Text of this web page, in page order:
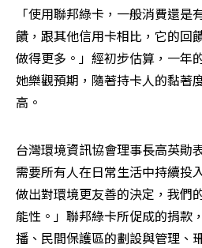
「使用聯邦綠卡，一般消費還
饋，跟其他信用卡相比，它的回
做得更多。」經初步估算，一年
她樂觀預期，隨著持卡人的黏著
高。
台灣環境資訊協會理事長高英勛
需要所有人在日常生活中持續投
做出對環境更友善的決定，我們
能性。」聯邦綠卡所促成的捐款
播、民間保護區的劃設與管理、